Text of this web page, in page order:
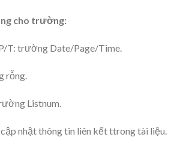
cho trường:
T: trường Date/Page/Time.
rỗng.
Listnum.
nhật thông tin liên kết ttrong tài liệu.